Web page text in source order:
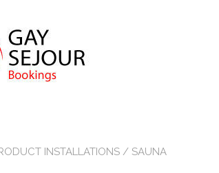
INSTALLATIONS / SAUNA